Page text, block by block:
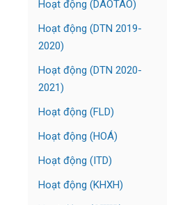
Hoạt động (DAOTAO)
Hoạt động (DTN 2019-
2020)
Hoạt động (DTN 2020-
2021)
Hoạt động (FLD)
Hoạt động (HOÁ)
Hoạt động (ITD)
Hoạt động (KHXH)